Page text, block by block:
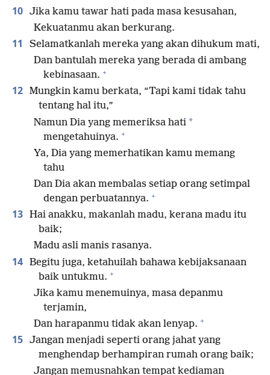
10 Jika kamu tawar hati pada masa kesusahan,
Kekuatanmu akan berkurang.
11
Selamatkanlah mereka yang akan dihukum mati,
Dan bantulah mereka yang berada di ambang
kebinasaan. +
12 Mungkin kamu berkata, “Tapi kami tidak tahu
tentang hal itu,”
Namun Dia yang memeriksa hati *
mengetahuinya. +
Ya, Dia yang memerhatikan kamu memang
tahu
Dan Dia akan membalas setiap orang setimpal
dengan perbuatannya. +
13 Hai anakku, makanlah madu, kerana madu itu
baik;
Madu asli manis rasanya.
14 Begitu juga, ketahuilah bahawa kebijaksanaan
baik untukmu. +
Jika kamu menemuinya, masa depanmu
terjamin,
Dan harapanmu tidak akan lenyap. +
15 Jangan menjadi seperti orang jahat yang
menghendap berhampiran rumah orang baik;
Jangan memusnahkan tempat kediaman